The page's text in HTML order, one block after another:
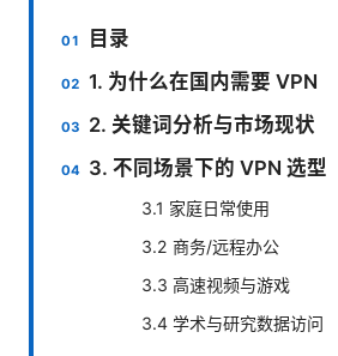
目录
1. 为什么在国内需要 VPN
2. 关键词分析与市场现状
3. 不同场景下的 VPN 选型
3.1 家庭日常使用
3.2 商务/远程办公
3.3 高速视频与游戏
3.4 学术与研究数据访问